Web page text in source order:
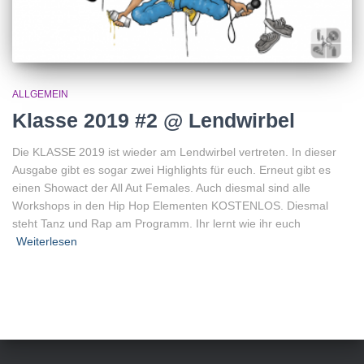
ALLGEMEIN
Klasse 2019 #2 @ Lendwirbel
Die KLASSE 2019 ist wieder am Lendwirbel vertreten. In dieser
Ausgabe gibt es sogar zwei Highlights für euch. Erneut gibt es
einen Showact der All Aut Females. Auch diesmal sind alle
Workshops in den Hip Hop Elementen KOSTENLOS. Diesmal
steht Tanz und Rap am Programm. Ihr lernt wie ihr euch
Weiterlesen